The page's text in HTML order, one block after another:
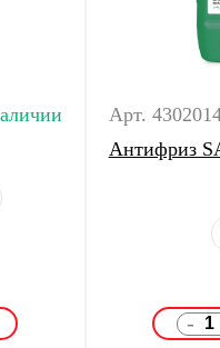
Арт.
Антифриз
-